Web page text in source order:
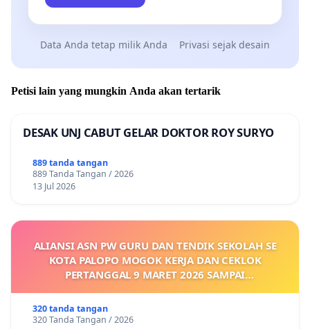
Data Anda tetap milik Anda Privasi sejak desain
Petisi lain yang mungkin Anda akan tertarik
DESAK UNJ CABUT GELAR DOKTOR ROY SURYO
889 tanda tangan
889 Tanda Tangan / 2026
13 Jul 2026
ALIANSI ASN PW GURU DAN TENDIK SEKOLAH SE
KOTA PALOPO MOGOK KERJA DAN CEKLOK
PERTANGGAL 9 MARET 2026 SAMPAI
KEJELASAN SUMBER GAJI POKOK
320 tanda tangan
320 Tanda Tangan / 2026